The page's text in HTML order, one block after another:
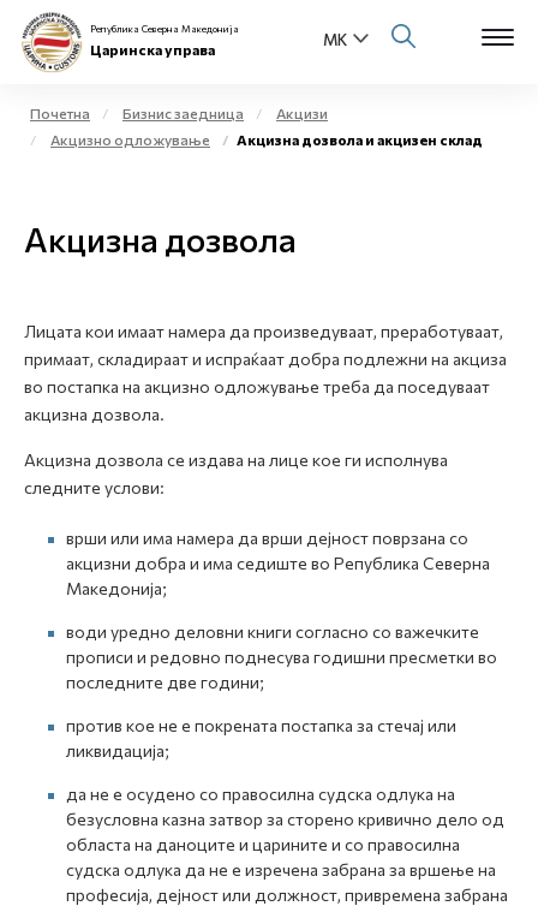
Физички лица
Open
Е-Царина
Open
Медиа центар
Контакт
Е-Весник
Република Северна Македонија
Царинска управа
Почетна Бизнис заедница
Акцизи
Акцизно одложување
Акцизна дозвола и акцизен склад
Акцизна дозвола
Лицата кои имаат намера да произведуваат, преработуваат,
примаат, складираат и испраќаат добра подлежни на акциза
во постапка на акцизно одложување треба да поседуваат
акцизна дозвола.
Акцизна дозвола се издава на лице кое ги исполнува
следните услови:
врши или има намера да врши дејност поврзана со
акцизни добра и има седиште во Република Северна
Македонија;
води уредно деловни книги согласно со важечките
прописи и редовно поднесува годишни пресметки во
последните две години;
против кое не е покрената постапка за стечај или
ликвидација;
да не е осудено со правосилна судска одлука на
безусловна казна затвор за сторено кривично дело од
областа на даноците и царините и со правосилна
судска одлука да не е изречена забрана за вршење на
професија, дејност или должност, привремена забрана